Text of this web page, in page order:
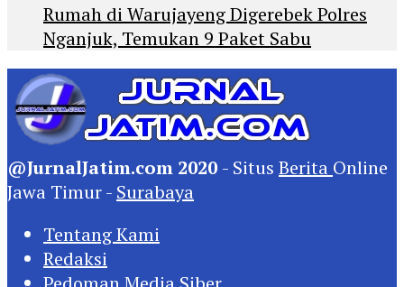
Rumah di Warujayeng Digerebek Polres
Nganjuk, Temukan 9 Paket Sabu
@JurnalJatim.com 2020 - Situs Berita Online
Jawa Timur - Surabaya
Tentang Kami
Redaksi